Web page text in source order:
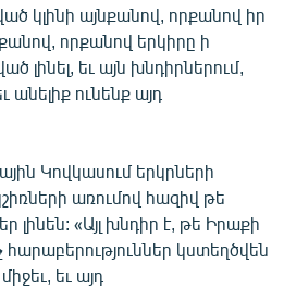
կլինի այնքանով, որքանով իր
որքանով երկիրը ի
լինել, եւ այն խնդիրներում,
անելիք ունենք այդ
Կովկասում երկրների
առումով հազիվ թե
լինեն: «Այլ խնդիր է, թե Իրաքի
կստեղծվեն
եւ այդ